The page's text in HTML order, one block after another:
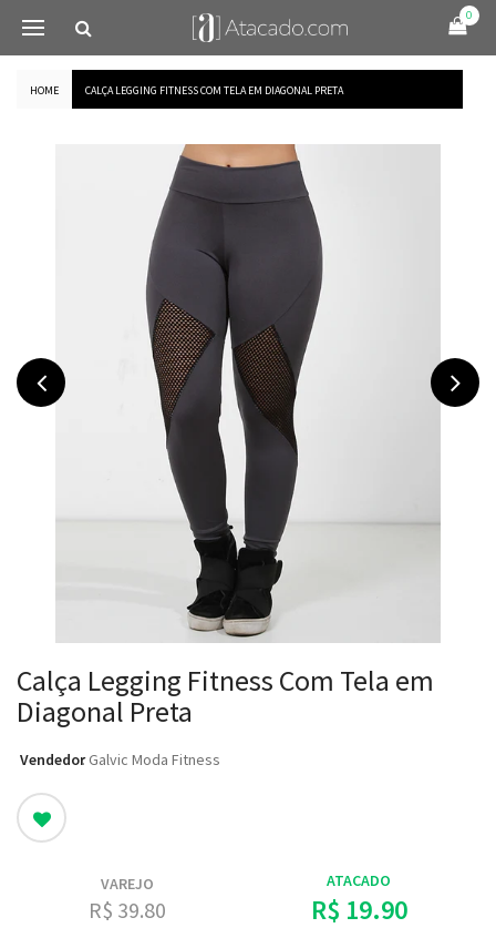
0
HOME CALÇA LEGGING FITNESS COM TELA EM DIAGONAL PRETA
Calça Legging Fitness Com Tela em
Diagonal Preta
Vendedor: Galvic Moda Fitness
VAREJO
R$ 39.80
ATACADO
R$ 19.90